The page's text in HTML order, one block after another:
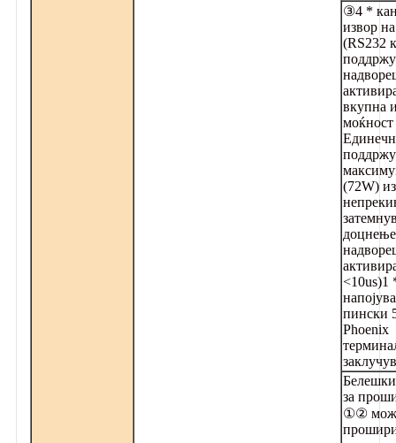
③4 *
извор
(RS232
вкупна
(72W)
<10us)1
пински
Phoenix
за
①②